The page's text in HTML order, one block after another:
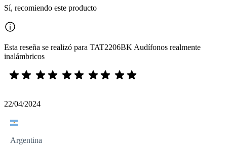
Sí, recomiendo este producto
Esta reseña se realizó para TAT2206BK Audífonos realmente
inalámbricos
22/04/2024
Argentina